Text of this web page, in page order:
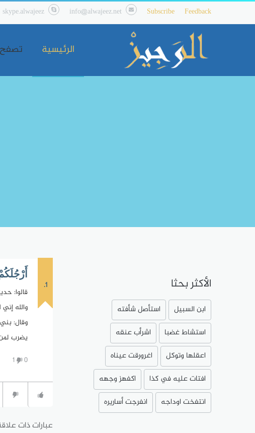
Feedback
Subscribe
info@alwajeez.net
skype.alwajeez
الرئيسية تصفح
1.
قالوا:
والله
وقال:
يضرب
0
1
عبارات ذات
الأكثر بحثا
ابن السبيل
استأصل شأفته
استشاط غضبا
اشرأب عنقه
اعقلها وتوكل
اغرورقت عيناه
افتات عليه في كذا
اكفهز وجهه
انتفخت اوداجه
انفرجت أساريره